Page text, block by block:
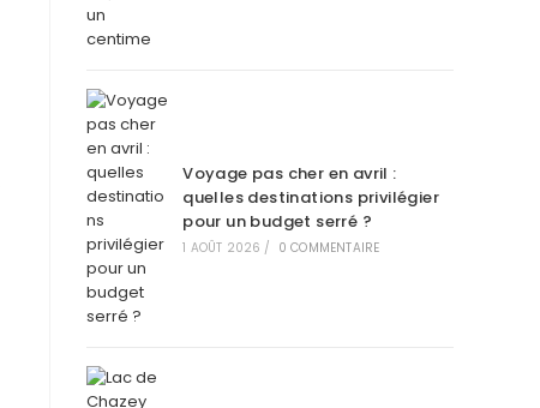
Voyage pas cher en avril :
quelles destinations privilégier
pour un budget serré ?
1 AOÛT 2026 / 0 COMMENTAIRE